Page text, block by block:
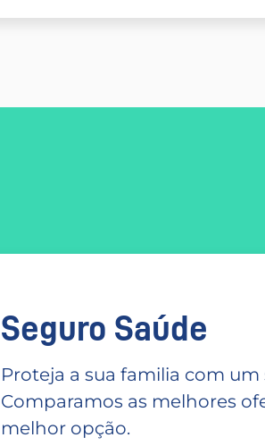
Seguro Saúde
Proteja a sua familia com um
Comparamos as melhores
melhor opção.